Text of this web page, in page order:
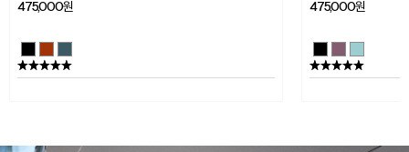
475,000원 475,000원